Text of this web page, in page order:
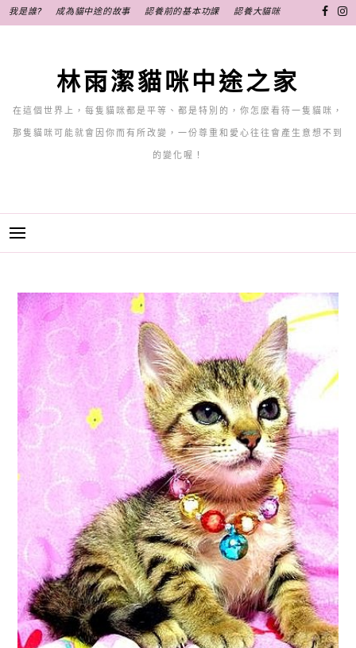
至
我是誰? 成為貓中途的故事 認養前的基本功課 認養大貓咪
林雨潔貓咪中途之家
在這個世界上，每隻貓咪都是平等、都是特別的，你怎麼看待一隻貓咪，
那隻貓咪可能就會因你而有所改變，一份尊重和愛心往往會產生意想不到
的變化喔！